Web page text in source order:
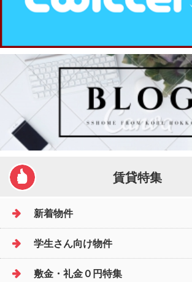
賃貸特集
新着物件
学生さん向け物件
敷金・礼金０円特集